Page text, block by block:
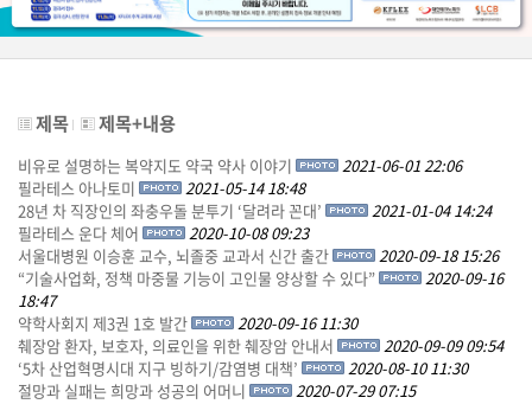
제목 제목+내용
비유로 설명하는 복약지도 약국 약사 이야기
2021-06-01 22:06
필라테스 아나토미
2021-05-14 18:48
28년 차 직장인의 좌충우돌 분투기 ‘달려라 꼰대’
2021-01-04 14:24
필라테스 운다 체어
2020-10-08 09:23
서울대병원 이승훈 교수, 뇌졸중 교과서 신간 출간
2020-09-18 15:26
“기술사업화, 정책 마중물 기능이 고인물 양상할 수 있다”
2020-09-16
18:47
약학사회지 제3권 1호 발간
2020-09-16 11:30
췌장암 환자, 보호자, 의료인을 위한 췌장암 안내서
2020-09-09 09:54
‘5차 산업혁명시대 지구 빙하기/감염병 대책’
2020-08-10 11:30
절망과 실패는 희망과 성공의 어머니
2020-07-29 07:15